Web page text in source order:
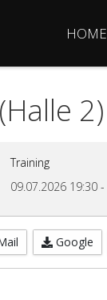
HOME
2)
Training
09.07.2026 19:30 -
Google